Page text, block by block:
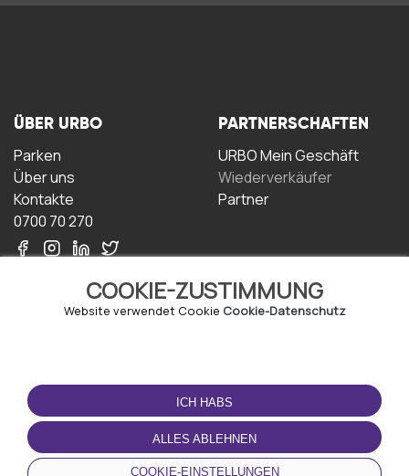
COOKIE-ZUSTIMMUNG
Website verwendet Cookie Cookie-Datenschutz
ICH HABS
ALLES ABLEHNEN
COOKIE-EINSTELLUNGEN
ÜBER URBO
Parken
Über uns
Kontakte
0700 70 270
PARTNERSCHAFTEN
URBO Mein Geschäft
Wiederverkäufer
Partner
NUTZUNGSBEDINGUNGEN
Geschäftsbedingungen
Datenschutz-
Bestimmungen
Cookie-Richtlinie
LADEN SIE DIE APP
HERUNTER